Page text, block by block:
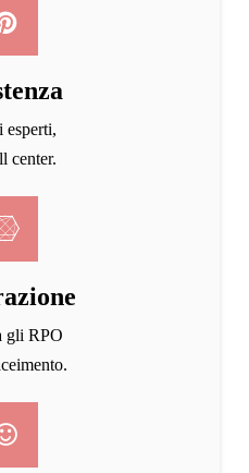
esperti,
center.
gli RPO